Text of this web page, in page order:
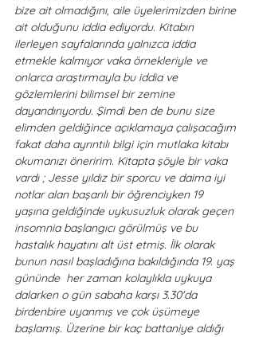
bize ait olmadığını, aile üyelerimizden birine
ait olduğunu iddia ediyordu. Kitabın
ilerleyen sayfalarında yalnızca iddia
etmekle kalmıyor vaka örnekleriyle ve
onlarca araştırmayla bu iddia ve
gözlemlerini bilimsel bir zemine
dayandırıyordu. Şimdi ben de bunu size
elimden geldiğince açıklamaya çalışacağım
fakat daha ayrıntılı bilgi için mutlaka kitabı
okumanızı öneririm. Kitapta şöyle bir vaka
vardı ; Jesse yıldız bir sporcu ve daima iyi
notlar alan başarılı bir öğrenciyken 19
yaşına geldiğinde uykusuzluk olarak geçen
insomnia başlangıcı görülmüş ve bu
hastalık hayatını alt üst etmiş. İlk olarak
bunun nasıl başladığına bakıldığında 19. yaş
gününde  her zaman kolaylıkla uykuya
dalarken o gün sabaha karşı 3.30'da
birdenbire uyanmış ve çok üşümeye
başlamış. Üzerine bir kaç battaniye aldığı